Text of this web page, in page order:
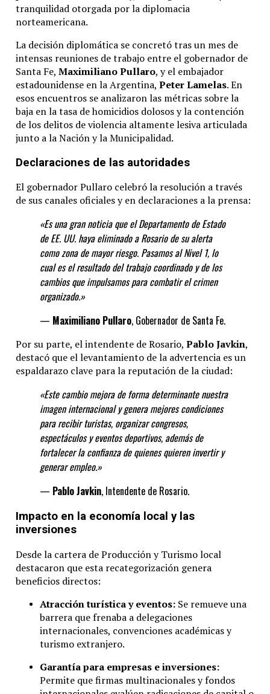
tranquilidad otorgada por la diplomacia
norteamericana.
La decisión diplomática se concretó tras un mes de
intensas reuniones de trabajo entre el gobernador de
Santa Fe, Maximiliano Pullaro, y el embajador
estadounidense en la Argentina, Peter Lamelas.En
esos encuentros se analizaron las métricas sobre la
baja en la tasa de homicidios dolosos y la contención
de los delitos de violencia altamente lesiva articulada
junto a la Nación y la Municipalidad.
Declaraciones de las autoridades
El gobernador Pullaro celebró la resolución a través
de sus canales oficiales y en declaraciones a la prensa:
«Es una gran noticia que el Departamento de Estado
de EE. UU. haya eliminado a Rosario de su alerta
como zona de mayor riesgo. Pasamos al Nivel 1, lo
cual es el resultado del trabajo coordinado y de los
cambios que impulsamos para combatir el crimen
organizado.»
— Maximiliano Pullaro, Gobernador de Santa Fe.
Por su parte, el intendente de Rosario, Pablo Javkin,
destacó que el levantamiento de la advertencia es un
espaldarazo clave para la reputación de la ciudad:
«Este cambio mejora de forma determinantenuestra
imagen internacional y genera mejores condiciones
para recibir turistas, organizar congresos,
espectáculos y eventos deportivos, además de
fortalecer la confianza de quienes quieren invertir y
generarempleo.»
— Pablo Javkin, Intendente de Rosario.
Impacto en la economía local y las
inversiones
Desde la cartera de Producción y Turismo local
destacaron que esta recategorización genera
beneficios directos:
Atracción turística y eventos:Se remueve una
barrera que frenaba a delegaciones
internacionales, convenciones académicas y
turismo extranjero.
Garantía para empresas e inversiones:
Permite que firmas multinacionales y fondos